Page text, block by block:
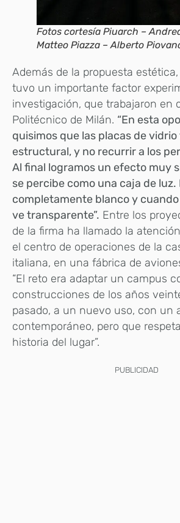
Fotos cortesía Piuarch –
Matteo Piazza – Alberto
Además de la propuesta
tuvo un importante factor
investigación, que trabajaron en
Politécnico de Milán. “En esta
quisimos que las placas de
estructural, y no recurrir a los
Al final logramos un efecto muy
se percibe como una caja de
completamente blanco y
ve transparente”. Entre los
de la firma ha llamado la
el centro de operaciones de la
italiana, en una fábrica de
“El reto era adaptar un campus
construcciones de los años
pasado, a un nuevo uso, con un
contemporáneo, pero que
historia del lugar”.
PUBLICIDAD